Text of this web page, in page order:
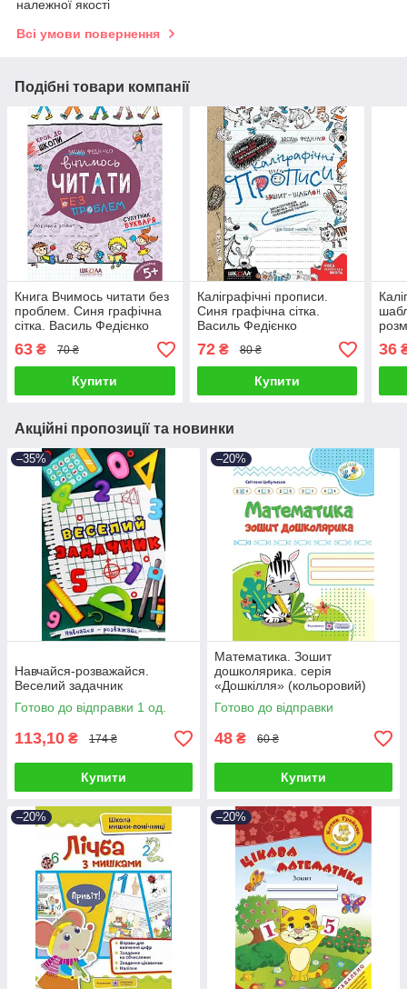
належної якості
Всі умови повернення
Подібні товари компанії
Книга Вчимось читати без
проблем. Синя графічна
сітка. Василь Федієнко
63 ₴ 70 ₴
Купити
Каліграфічні прописи.
Синя графічна сітка.
Василь Федієнко
72₴ 80 ₴
Купити
36
Акційні пропозиції та новинки
–35%
Навчайся-розважайся.
Веселий задачник
Готово до відправки 1 од.
113,10 ₴ 174 ₴
Купити
–20%
Математика. Зошит
дошколярика. серія
«Дошкілля» (кольоровий)
Готово до відправки
48 ₴ 60 ₴
Купити
–20% –20%